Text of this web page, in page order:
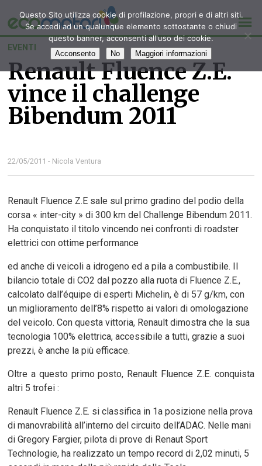
EVENTI
Renault Fluence Z.E.
vince il challenge
Bibendum 2011
22/05/2011 - Nicola Ventura
Renault Fluence Z.E sale sul primo gradino del podio della
corsa « inter-city » di 300 km del Challenge Bibendum 2011.
Ha conquistato il titolo vincendo nei confronti di roadster
elettrici con ottime performance
ed anche di veicoli a idrogeno ed a pila a combustibile. Il
bilancio totale di CO2 dal pozzo alla ruota di Fluence Z.E.,
calcolato dall’équipe di esperti Michelin, è di 57 g/km, con
un miglioramento dell’8% rispetto ai valori di omologazione
del veicolo. Con questa vittoria, Renault dimostra che la sua
tecnologia 100% elettrica, accessibile a tutti, grazie a suoi
prezzi, è anche la più efficace.
Oltre a questo primo posto, Renault Fluence Z.E. conquista
altri 5 trofei :
Renault Fluence Z.E. si classifica in 1a posizione nella prova
di manovrabilità all’interno del circuito dell’ADAC. Nelle mani
di Gregory Fargier, pilota di prove di Renaut Sport
Technologie, ha realizzato un tempo record di 2,02 minuti, 5
Questo Sito utilizza cookie di profilazione, propri e di altri siti.
Se accedi ad un qualunque elemento sottostante o chiudi
questo banner, acconsenti all'uso dei cookie.
Acconsento No Maggiori informazioni